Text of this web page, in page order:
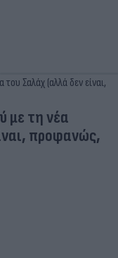
με τη νέα
προφανώς,